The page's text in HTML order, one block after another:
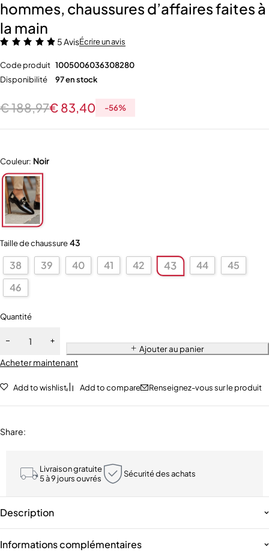
hommes, chaussures d’affaires faites à
la main
5 AvisÉcrire un avis
Code produit 1005006036308280
Disponibilité
97 en stock
€188,97€ 83,40 -56%
Couleur: Noir
Taille de chaussure43
38 39 40 41 42 43 44
45
46
Quantité
Ajouter au panier
Acheter maintenant
Add to wishlist Add to compare Renseignez-vous sur le produit
Share:
Livraison gratuite
5 à 9 jours ouvrés
Sécurité des achats
Description
Informations complémentaires